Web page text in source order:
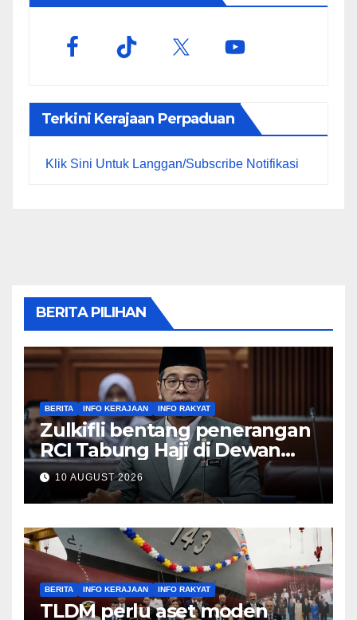
Terkini Kerajaan Perpaduan
Klik Sini Untuk Langgan/Subscribe Notifikasi
BERITA PILIHAN
BERITA INFO KERAJAAN INFO RAKYAT
Zulkifli bentang penerangan
RCI Tabung Haji di Dewan
Rakyat esok
10 AUGUST 2026
BERITA INFO KERAJAAN INFO RAKYAT
TLDM perlu aset moden